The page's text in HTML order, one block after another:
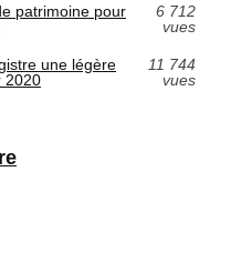
patrimoine pour
6 712
vues
une légère
2020
11 744
vues